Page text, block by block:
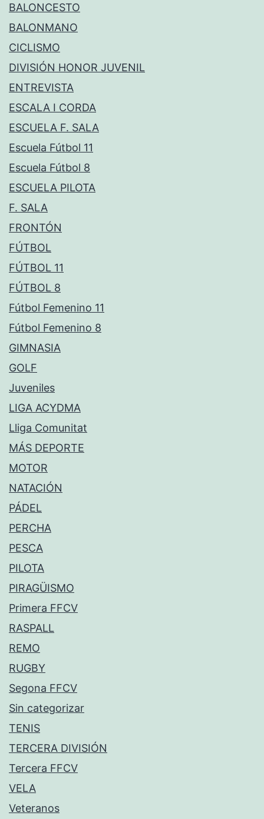
BALONCESTO
BALONMANO
CICLISMO
DIVISIÓN HONOR JUVENIL
ENTREVISTA
ESCALA I CORDA
ESCUELA F. SALA
Escuela Fútbol 11
Escuela Fútbol 8
ESCUELA PILOTA
F. SALA
FRONTÓN
FÚTBOL
FÚTBOL 11
FÚTBOL 8
Fútbol Femenino 11
Fútbol Femenino 8
GIMNASIA
GOLF
Juveniles
LIGA ACYDMA
Lliga Comunitat
MÁS DEPORTE
MOTOR
NATACIÓN
PÁDEL
PERCHA
PESCA
PILOTA
PIRAGÜISMO
Primera FFCV
RASPALL
REMO
RUGBY
Segona FFCV
Sin categorizar
TENIS
TERCERA DIVISIÓN
Tercera FFCV
VELA
Veteranos